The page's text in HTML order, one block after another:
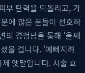
부 탄력을 되돌리고, 갸
에 많은 분들이 선호하
의 경험담을 통해 '울쎄
을 겁니다. '예뻐지려
옛말입니다. 시술 효